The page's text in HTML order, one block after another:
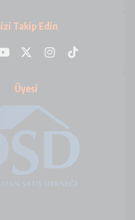
Takip Edin
Üyesi